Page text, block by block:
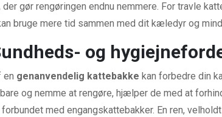
der gør rengøringen endnu nemmere. For travle
bruge mere tid sammen med dit kæledyr og
og
en genanvendelig kattebakke kan forbedre din
og nemme at rengøre, hjælper de med at
med engangskattebakker. En ren,